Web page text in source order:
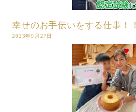
幸せのお手伝いをする仕事！！
2023年9月27日